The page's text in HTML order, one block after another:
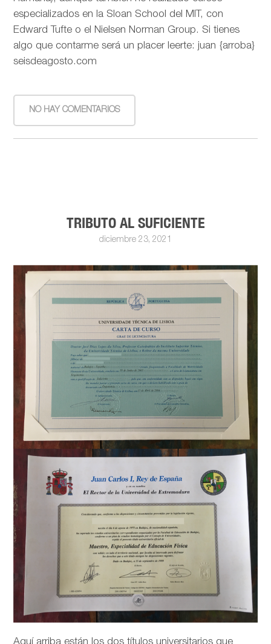
especializados en la Sloan School del MIT, con
Edward Tufte o el Nielsen Norman Group. Si tienes
algo que contarme será un placer leerte: juan {arroba}
seisdeagosto.com
NO HAY COMENTARIOS
TRIBUTO AL SUFICIENTE
diciembre 23, 2021